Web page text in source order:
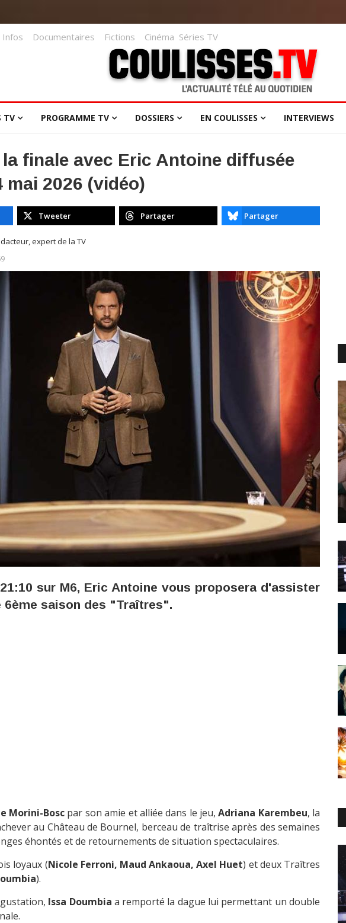
Infos Documentaires Fictions Cinéma Séries TV
TV PROGRAMME TV DOSSIERS EN COULISSES INTERVIEWS
finale avec Eric Antoine diffusée
mai 2026 (vidéo)
Tweeter Partager Partager
expert de la TV
sur M6, Eric Antoine vous proposera d'assister
6ème saison des "Traîtres".
Morini-Bosc par son amie et alliée dans le jeu,Adriana Karembeu, la
au Château de Bournel, berceau de traîtrise après des semaines
éhontés et de retournements de situation spectaculaires.
loyaux (Nicole Ferroni, Maud Ankaoua, Axel Huet) et deux Traîtres
).
Issa Doumbia a remporté la dague lui permettant un double